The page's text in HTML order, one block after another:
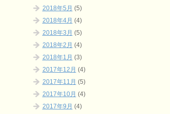
2018年5月 (5)
2018年4月 (4)
2018年3月 (5)
2018年2月 (4)
2018年1月 (3)
2017年12月 (4)
2017年11月 (5)
2017年10月 (4)
2017年9月 (4)